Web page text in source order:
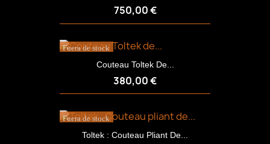
750,00 €
Couteau Toltek De...
380,00 €
Fuera de stock
Toltek : Couteau Pliant De...
Fuera de stock